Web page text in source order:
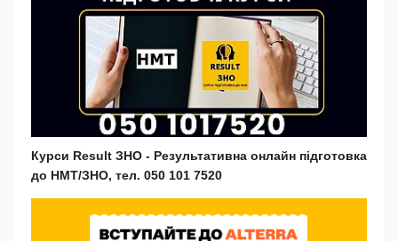
Курси Result ЗНО - Результативна онлайн підготовка
до НМТ/ЗНО, тел. 050 101 7520